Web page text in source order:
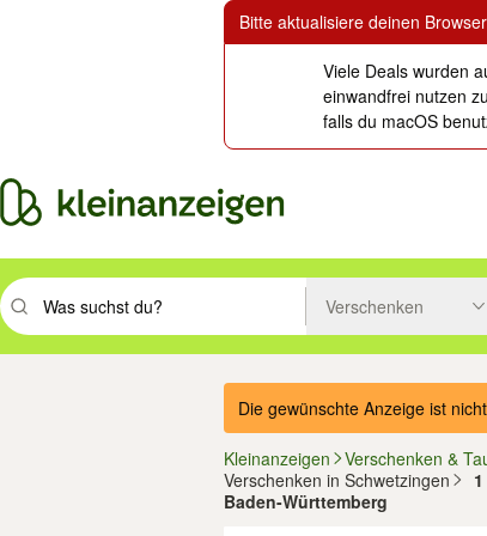
Bitte aktualisiere deinen Browser
Viele Deals wurden
einwandfrei nutzen
falls du macOS
Suchbegriff eingeben. Eingabetaste drücken um zu suchen,
Verschenken
Die gewünschte Anzeige ist
Kleinanzeigen
Verschenken &
Verschenken in Schwetzingen
Baden-Württemberg